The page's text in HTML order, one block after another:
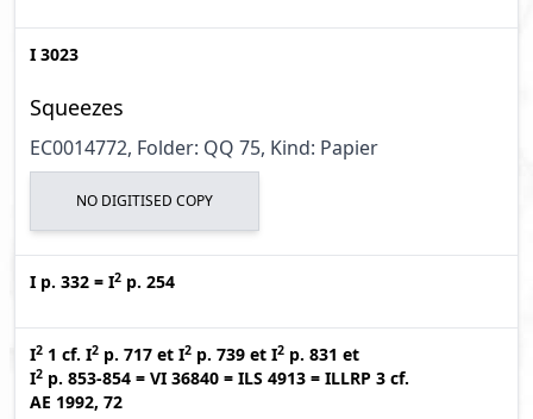
I 3023
Squeezes
EC0014772, Folder: QQ 75, Kind: Papier
NO DIGITISED COPY
I p. 332 = I2 p. 254
I2 1 cf. I2 p. 717 et I2 p. 739 et I2 p. 831 et
I2 p. 853-854 = VI 36840 = ILS 4913 = ILLRP 3 cf.
AE 1992, 72